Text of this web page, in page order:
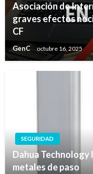
Asociación de
graves efectos
CF
GenC octubre 16, 2025
SEGURIDAD
Dahua
metales de paso